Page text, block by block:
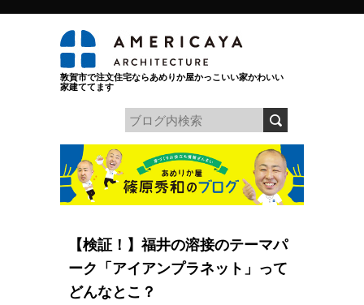
敦賀市で注文住宅ならあめりか屋かっこいい家かわいい
家建ててます
【検証！】福井の溶接のテーマパ
ーク「アイアンプラネット」って
どんなとこ？